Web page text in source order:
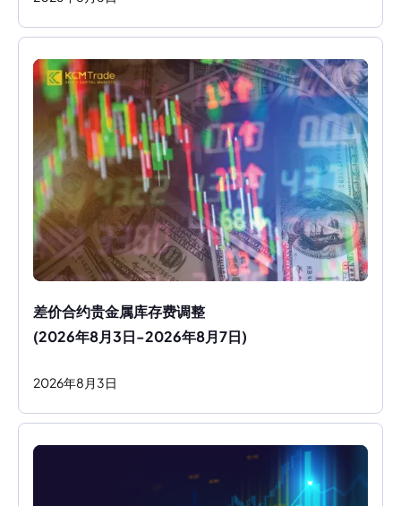
差价合约贵金属库存费调整
(2026年8月3日-2026年8月7日)
2026年8 月 3日